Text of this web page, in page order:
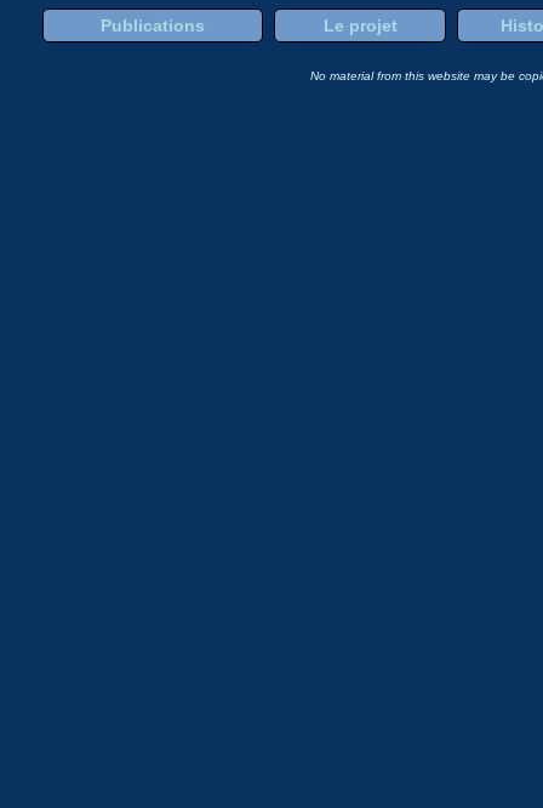
Publications Le projet
No material from this website may be